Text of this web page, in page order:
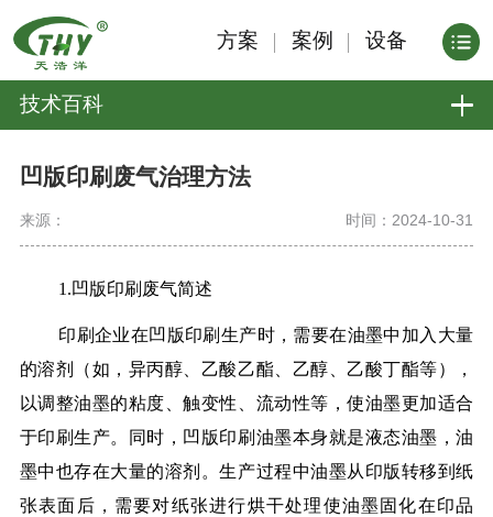
方案 案例 设备
技术百科
凹版印刷废气治理方法
来源： 时间：2024-10-31
1.凹版印刷废气简述
印刷企业在凹版印刷生产时，需要在油墨中加入大量
的溶剂（如，异丙醇、乙酸乙酯、乙醇、乙酸丁酯等），
以调整油墨的粘度、触变性、流动性等，使油墨更加适合
于印刷生产。同时，凹版印刷油墨本身就是液态油墨，油
墨中也存在大量的溶剂。生产过程中油墨从印版转移到纸
张表面后，需要对纸张进行烘干处理使油墨固化在印品